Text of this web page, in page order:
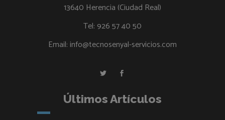
13640 Herencia (Ciudad Real)
Tel: 926 57 40 50
Email: info@tecnosenyal-servicios.com
Últimos Artículos